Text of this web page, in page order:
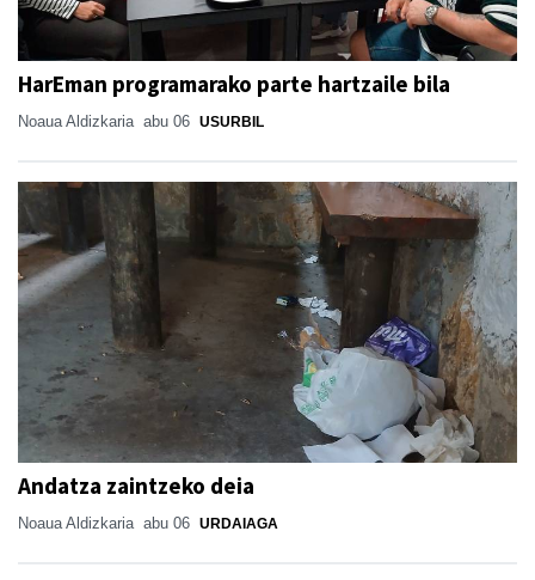
HarEman programarako parte hartzaile bila
Noaua Aldizkaria abu 06 USURBIL
Andatza zaintzeko deia
Noaua Aldizkaria abu 06 URDAIAGA